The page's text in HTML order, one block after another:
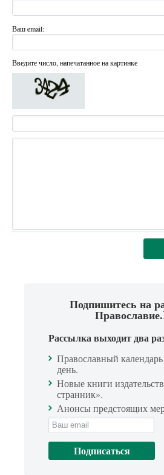
Ваш email:
Введите число, напечатанное на картинке
Подпишитесь на
Рассылка выходит два
Православный
день.
Новые книги
странник».
Анонсы предстоящих